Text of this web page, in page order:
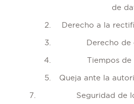
de
Derecho a la
Derecho de
Tiempos de
Queja ante la
Seguridad de